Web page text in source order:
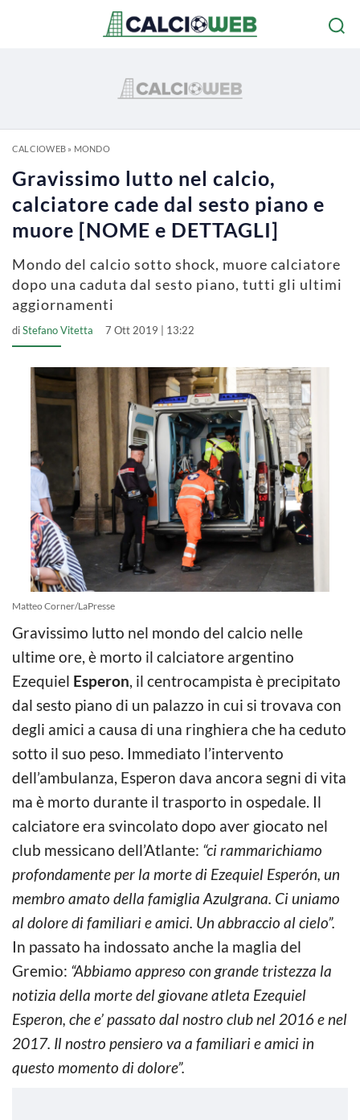
CALCIOWEB» MONDO
Gravissimo lutto nel calcio,
calciatore cade dal sesto piano e
muore [NOME e DETTAGLI]
Mondo del calcio sotto shock, muore calciatore
dopo una caduta dal sesto piano, tutti gli ultimi
aggiornamenti
diStefano Vitetta 7 Ott 2019 | 13:22
Matteo Corner/LaPresse
Gravissimo lutto nel mondo del calcio nelle
ultime ore, è morto il calciatore argentino
Ezequiel Esperon, il centrocampista è precipitato
dal sesto piano di un palazzo in cui si trovava con
degli amici a causa di una ringhiera che ha ceduto
sotto il suo peso. Immediato l’intervento
dell’ambulanza, Esperon dava ancora segni di vita
ma è morto durante il trasporto in ospedale. Il
calciatore era svincolato dopo aver giocato nel
club messicano dell’Atlante: “ci rammarichiamo
profondamente per la morte di Ezequiel Esperón, un
membro amato della famiglia Azulgrana. Ci uniamo
al dolore di familiari e amici. Un abbraccio al cielo”.
In passato ha indossato anche la maglia del
Gremio: “Abbiamo appreso con grande tristezza la
notizia della morte del giovane atleta Ezequiel
Esperon, che e’ passato dal nostro club nel 2016 e nel
2017. Il nostro pensiero va a familiari e amici in
questo momento di dolore”.